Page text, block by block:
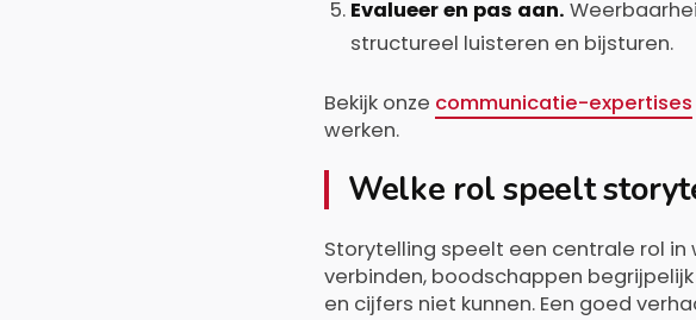
Evalueer en pas aan.
structureel luisteren en bijsturen.
Bekijk onze communicatie-expertises
werken.
Welke rol speelt
Storytelling speelt een centrale rol
verbinden, boodschappen
en cijfers niet kunnen. Een goed